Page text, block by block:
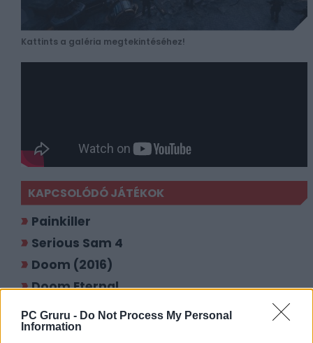
PC Gruru - Do Not Process My Personal
Information
Kattints a galéria megtekintéséhez!
KAPCSOLÓDÓ JÁTÉKOK
Painkiller
Serious Sam 4
Doom (2016)
Doom Eternal
LEGFRISSEBB VIDEÓNK